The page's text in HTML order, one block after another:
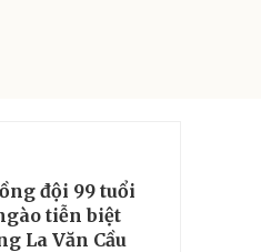
đội 99 tuổi
tiễn biệt
La Văn Cầu